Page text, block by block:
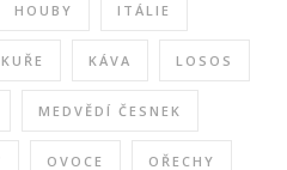
HOUBY ITÁLIE
KUŘE KÁVA LOSOS
MEDVĚDÍ ČESNEK
OVOCE OŘECHY